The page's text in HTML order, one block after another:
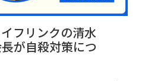
フリンクの清水
が自殺対策につ